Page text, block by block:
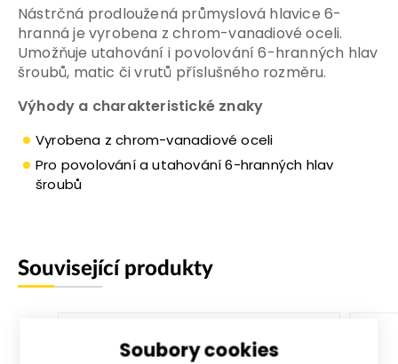
Nástrčná prodloužená průmyslová hlavice 6-
hranná je vyrobena z chrom-vanadiové oceli.
Umožňuje utahování i povolování 6-hranných hlav
šroubů, matic či vrutů příslušného rozměru.
Výhody a charakteristické znaky
Vyrobena z chrom-vanadiové oceli
Pro povolování a utahování 6-hranných hlav
šroubů
Související produkty
Soubory cookies